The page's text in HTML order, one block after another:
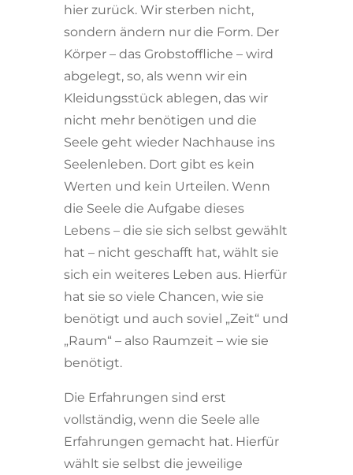
hier zurück. Wir sterben nicht,
sondern ändern nur die Form. Der
Körper – das Grobstoffliche – wird
abgelegt, so, als wenn wir ein
Kleidungsstück ablegen, das wir
nicht mehr benötigen und die
Seele geht wieder Nachhause ins
Seelenleben. Dort gibt es kein
Werten und kein Urteilen. Wenn
die Seele die Aufgabe dieses
Lebens – die sie sich selbst gewählt
hat – nicht geschafft hat, wählt sie
sich ein weiteres Leben aus. Hierfür
hat sie so viele Chancen, wie sie
benötigt und auch soviel „Zeit“ und
„Raum“ – also Raumzeit – wie sie
benötigt.
Die Erfahrungen sind erst
vollständig, wenn die Seele alle
Erfahrungen gemacht hat. Hierfür
wählt sie selbst die jeweilige